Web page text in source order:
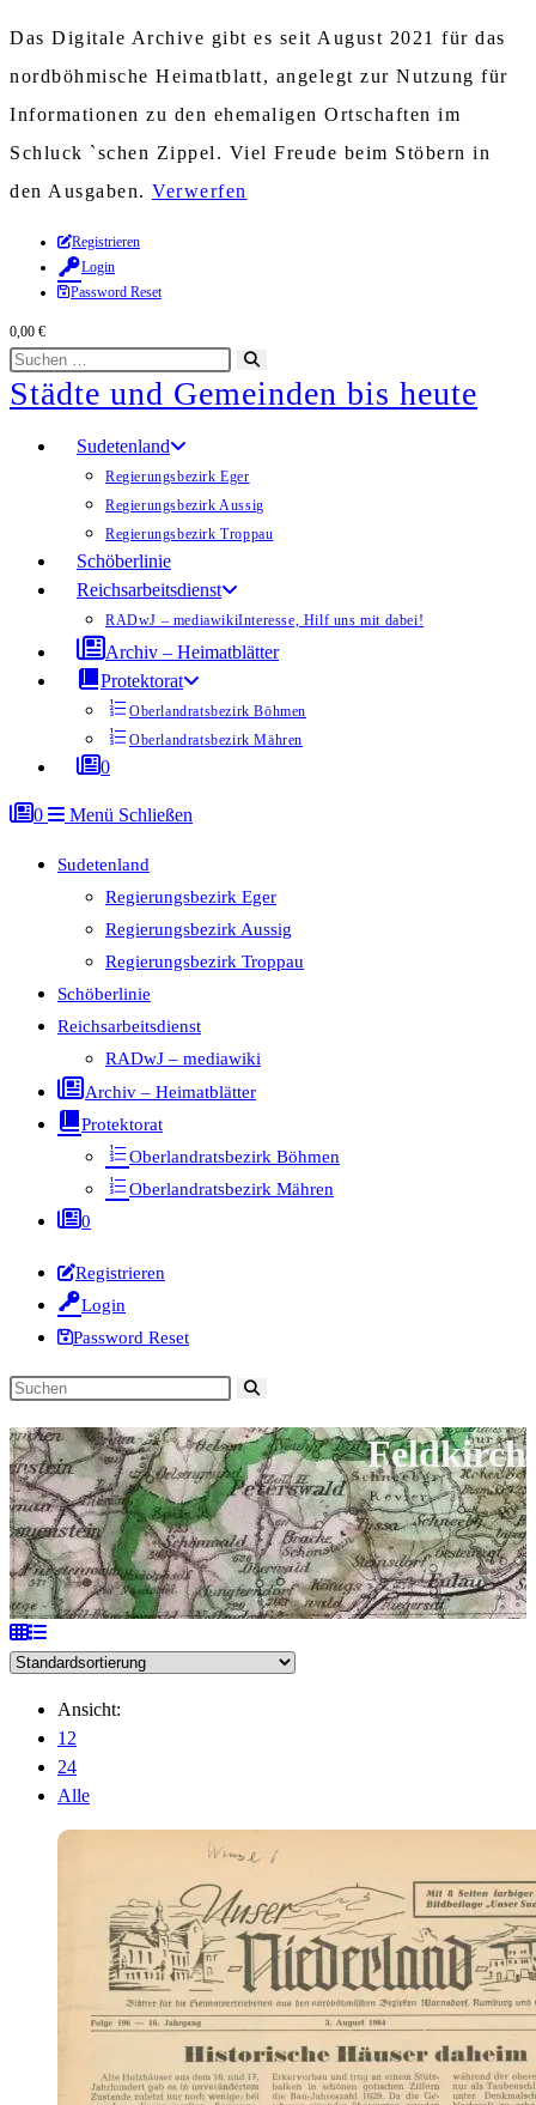
Das Digitale Archive gibt es seit August 2021 für das
nordböhmische Heimatblatt, angelegt zur Nutzung für
Informationen zu den ehemaligen Ortschaften im
Schluck `schen Zippel. Viel Freude beim Stöbern in
den Ausgaben. Verwerfen
Zum
Inhalt
springen
Registrieren
Login
Password Reset
0,00 €
Diese
Website
durchsuchen
starten
Städte und Gemeinden bis heute
Sudetenland
Regierungsbezirk Eger
Regierungsbezirk Aussig
Regierungsbezirk Troppau
Schöberlinie
Reichsarbeitsdienst
RADwJ – mediawikiInteresse, Hilf uns mit dabei!
Archiv – Heimatblätter
Protektorat
Oberlandratsbezirk Böhmen
Oberlandratsbezirk Mähren
0
0 Menü Schließen
Sudetenland
Regierungsbezirk Eger
Regierungsbezirk Aussig
Regierungsbezirk Troppau
Schöberlinie
Reichsarbeitsdienst
RADwJ – mediawiki
Archiv – Heimatblätter
Protektorat
Oberlandratsbezirk Böhmen
Oberlandratsbezirk Mähren
0
Registrieren
Login
Password Reset
Diese
durchsuchen
Feldkirch
Ansicht:
12
24
Alle